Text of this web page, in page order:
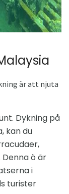
är att njuta
Dykning på
kan du
ö är
i
turister